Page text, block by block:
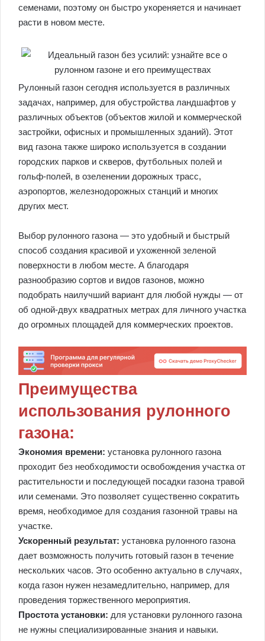
семенами, поэтому он быстро укореняется и начинает
расти в новом месте.
Рулонный газон сегодня используется в различных
задачах, например, для обустройства ландшафтов у
различных объектов (объектов жилой и коммерческой
застройки, офисных и промышленных зданий). Этот
вид газона также широко используется в создании
городских парков и скверов, футбольных полей и
гольф-полей, в озеленении дорожных трасс,
аэропортов, железнодорожных станций и многих
других мест.
Выбор рулонного газона — это удобный и быстрый
способ создания красивой и ухоженной зеленой
поверхности в любом месте. А благодаря
разнообразию сортов и видов газонов, можно
подобрать наилучший вариант для любой нужды — от
об одной-двух квадратных метрах для личного участка
до огромных площадей для коммерческих проектов.
Преимущества
использования рулонного
газона:
Экономия времени: установка рулонного газона
проходит без необходимости освобождения участка от
растительности и последующей посадки газона травой
или семенами. Это позволяет существенно сократить
время, необходимое для создания газонной травы на
участке.
Ускоренный результат: установка рулонного газона
дает возможность получить готовый газон в течение
нескольких часов. Это особенно актуально в случаях,
когда газон нужен незамедлительно, например, для
проведения торжественного мероприятия.
Простота установки: для установки рулонного газона
не нужны специализированные знания и навыки.